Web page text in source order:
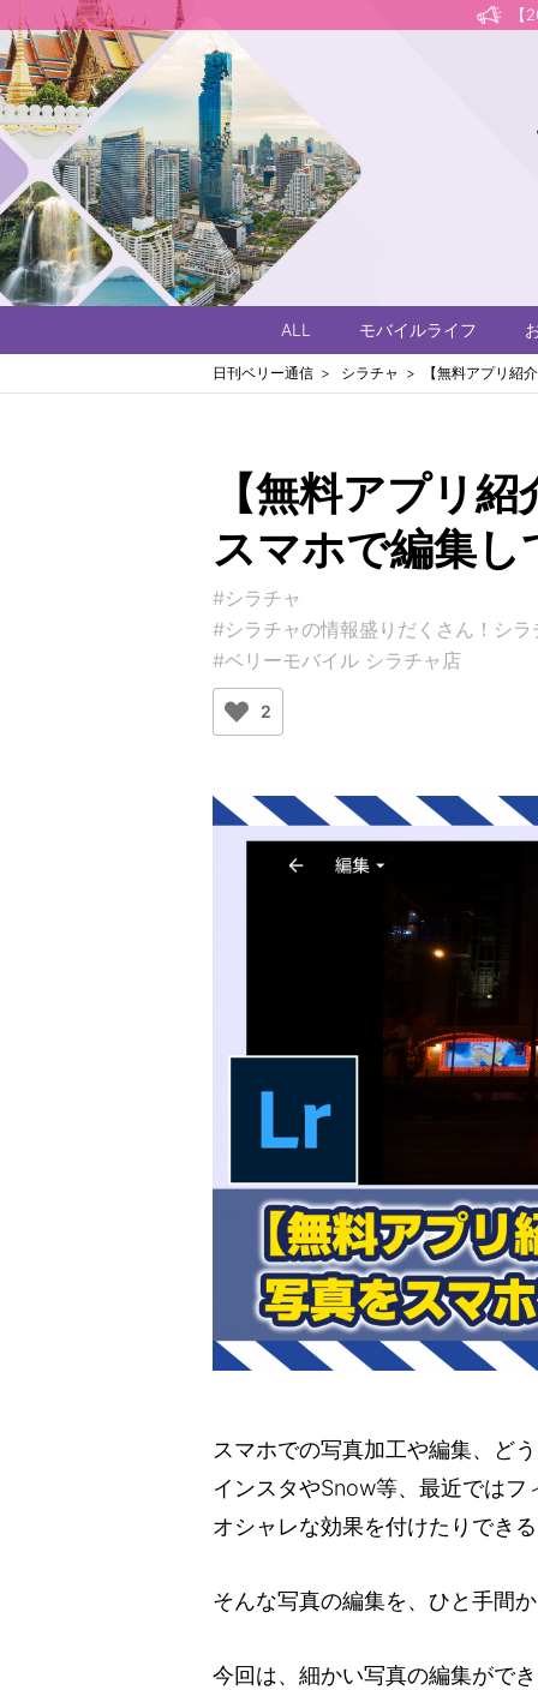
ALL モバイルライフ
日刊ベリー通信 シラチャ 【無料アプリ紹
【無料アプリ
スマホで編集し
#シラチャ
#シラチャの情報盛りだくさん！シ
#ベリーモバイル シラチャ店
2
スマホでの写真加工や編集、ど
インスタやSnow等、最近では
オシャレな効果を付けたりでき
そんな写真の編集を、ひと手間
今回は、細かい写真の編集がで